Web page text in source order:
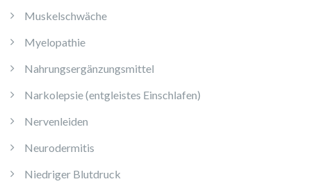
Muskelschwäche
Myelopathie
Nahrungsergänzungsmittel
Narkolepsie (entgleistes Einschlafen)
Nervenleiden
Neurodermitis
Niedriger Blutdruck